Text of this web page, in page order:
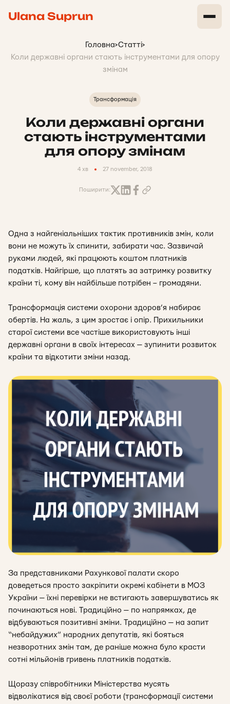
Ulana Suprun
Головна>Статті>
Коли державні органи стають інструментами для опору
змінам
Трансформація
Коли державні органи
стають інструментами
для опору змінам
4 хв 27 november, 2018
Поширити:
Одна з найгеніальніших тактик противників змін, коли
вони не можуть їх спинити, забирати час. Зазвичай
руками людей, які працюють коштом платників
податків. Найгірше, що платять за затримку розвитку
країни ті, кому він найбільше потрібен – громадяни.
Трансформація системи охорони здоров’я набирає
обертів. На жаль, з цим зростає і опір. Прихильники
старої системи все частіше використовують інші
державні органи в своїх інтересах — зупинити розвиток
країни та відкотити зміни назад.
За представниками Рахункової палати скоро
доведеться просто закріпити окремі кабінети в МОЗ
України — їхні перевірки не встигають завершуватись як
починаються нові. Традиційно — по напрямках, де
відбуваються позитивні зміни. Традиційно — на запит
“небайдужих” народних депутатів, які бояться
незворотних змін там, де раніше можна було красти
сотні мільйонів гривень платників податків.
Щоразу співробітники Міністерства мусять
відволікатися від своєї роботи (трансформації системи